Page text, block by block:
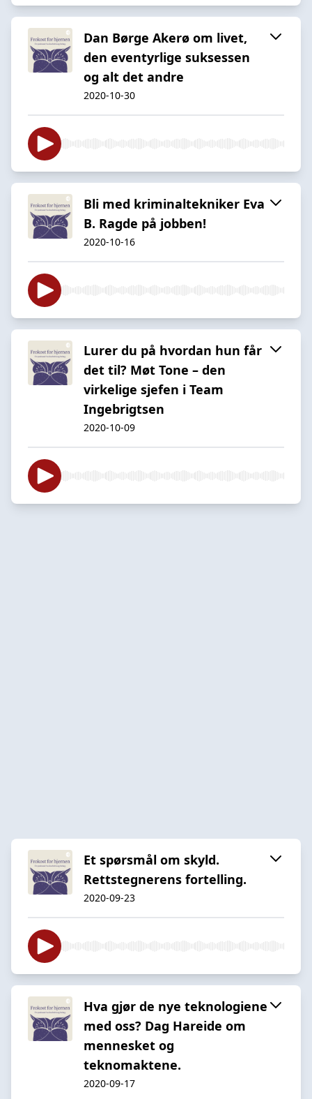
Dan Børge Akerø om livet,
den eventyrlige suksessen
og alt det andre
2020-10-30
Bli med kriminaltekniker Eva
B. Ragde på jobben!
2020-10-16
Lurer du på hvordan hun får
det til? Møt Tone – den
virkelige sjefen i Team
Ingebrigtsen
2020-10-09
Et spørsmål om skyld.
Rettstegnerens fortelling.
2020-09-23
Hva gjør de nye teknologiene
med oss? Dag Hareide om
mennesket og
teknomaktene.
2020-09-17